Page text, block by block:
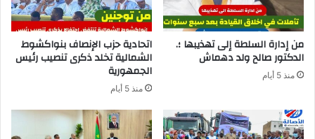
من إدارة السلطة إلى تهذيبها ؛.
الدكتور صالح ولد دهماش
منذ 5 أيام
اتحادية حزب الإنصاف بنواكشوط
الشمالية تخلد ذكرى تنصيب رئيس
الجمهورية
منذ 5 أيام